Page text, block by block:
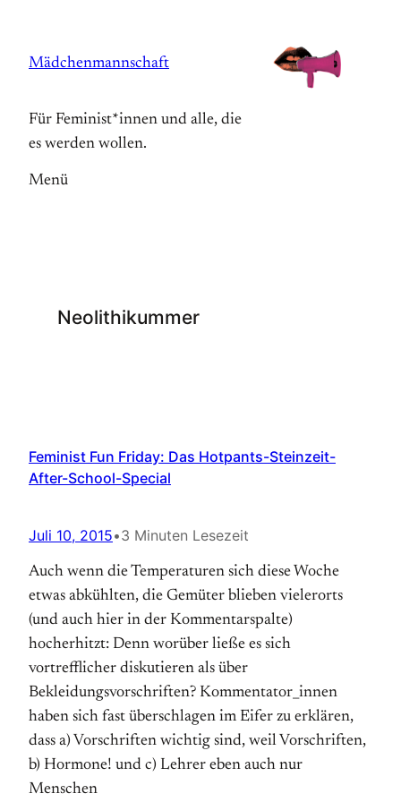
springen
Mädchenmannschaft
Für Feminist*innen und alle, die
es werden wollen.
Menü
Neolithikummer
Feminist Fun Friday: Das Hotpants-Steinzeit-
After-School-Special
Juli 10, 2015•3 Minuten Lesezeit
Auch wenn die Temperaturen sich diese Woche
etwas abkühlten, die Gemüter blieben vielerorts
(und auch hier in der Kommentarspalte)
hocherhitzt: Denn worüber ließe es sich
vortrefflicher diskutieren als über
Bekleidungsvorschriften? Kommentator_innen
haben sich fast überschlagen im Eifer zu erklären,
dass a) Vorschriften wichtig sind, weil Vorschriften,
b) Hormone! und c) Lehrer eben auch nur
Menschen